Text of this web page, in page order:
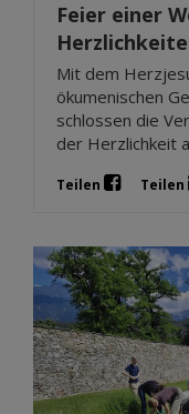
Feier einer
Mit dem
ökumenischen
schlossen die
der Herzlichkeit
Teilen Teilen